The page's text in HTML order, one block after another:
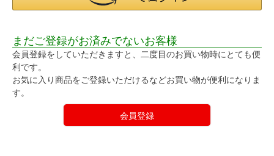
まだご登録がお済みでないお客様
会員登録をしていただきますと、二度目のお買い物時にとても便
利です。
お気に入り商品をご登録いただけるなどお買い物が便利になりま
す。
会員登録